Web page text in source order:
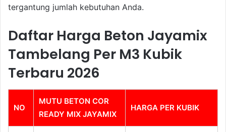
tergantung jumlah kebutuhan Anda.
Daftar Harga Beton Jayamix
Tambelang Per M3 Kubik
Terbaru 2026
NO
MUTU BETON COR
READY MIX JAYAMIX
HARGA PER KUBIK